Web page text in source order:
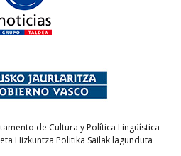
de Cultura y Política Lingüística
Hizkuntza Politika Sailak lagunduta